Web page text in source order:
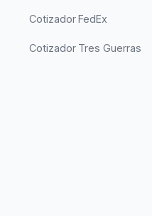
Cotizador FedEx
Cotizador Tres Guerras